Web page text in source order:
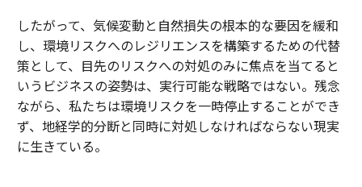
したがって、気候変動と自然損失の根本的な要因を緩和
し、環境リスクへのレジリエンスを構築するための代替
策として、目先のリスクへの対処のみに焦点を当てると
いうビジネスの姿勢は、実行可能な戦略ではない。残念
ながら、私たちは環境リスクを一時停止することができ
ず、地経学的分断と同時に対処しなければならない現実
に生きている。